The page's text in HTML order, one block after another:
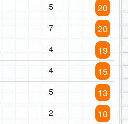
5 20
7 20
4 19
4 15
5 13
2 10